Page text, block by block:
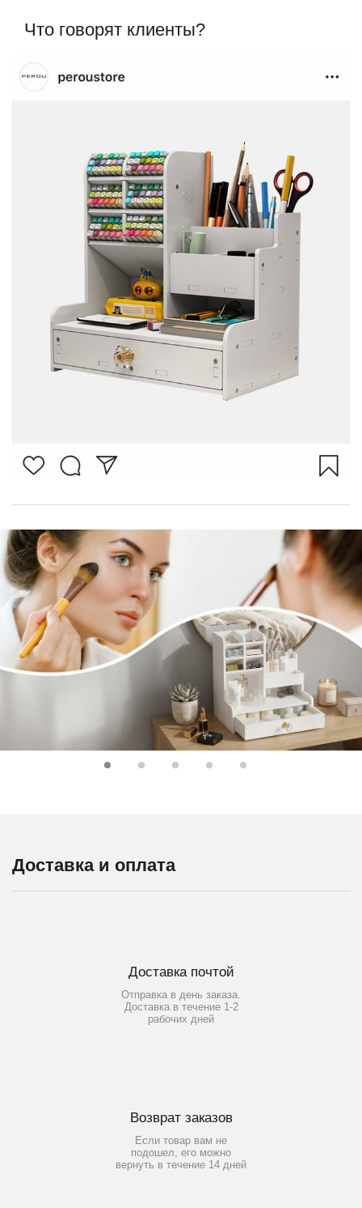
Что говорят клиенты?
Доставка и оплата
Доставка почтой
Отправка в день заказа.
Доставка в течение 1-2
рабочих дней
Возврат заказов
Если товар вам не
подошел, его можно
вернуть в течение 14 дней